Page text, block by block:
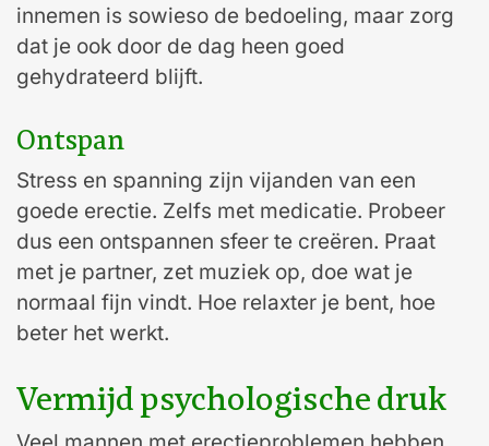
innemen is sowieso de bedoeling, maar zorg
dat je ook door de dag heen goed
gehydrateerd blijft.
Ontspan
Stress en spanning zijn vijanden van een
goede erectie. Zelfs met medicatie. Probeer
dus een ontspannen sfeer te creëren. Praat
met je partner, zet muziek op, doe wat je
normaal fijn vindt. Hoe relaxter je bent, hoe
beter het werkt.
Vermijd psychologische druk